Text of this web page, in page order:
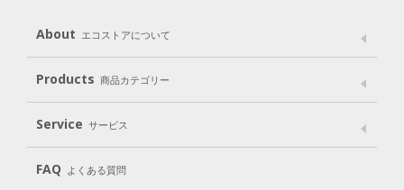
About エコストアについて
メッセージ ブランドストーリー
パッケージへのこだわり
動物実験をしない
Products 商品カテゴリー
Laundry
Cleaning Baby Kids
Service サービス
User Guide
FAQ よくある質問